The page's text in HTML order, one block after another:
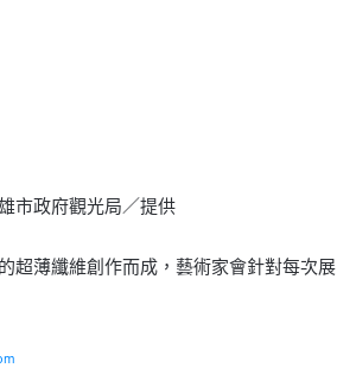
市政府觀光局／提供
超薄纖維創作而成，藝術家會針對每次展